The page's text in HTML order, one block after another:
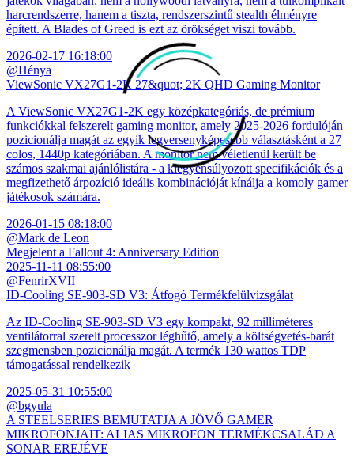
harcrendszerre, hanem a tiszta, rendszerszintű stealth élményre
épített. A Blades of Greed is ezt az örökséget viszi tovább.
2026-02-17 16:18:00
@Hénya
ViewSonic VX27G1-2K 27&quot; 2K QHD Gaming Monitor
A ViewSonic VX27G1-2K egy középkategóriás, de prémium
funkciókkal felszerelt gaming monitor, amely 2025-2026 fordulóján
pozicionálja magát az egyik legversenyképesebb választásként a 27
colos, 1440p kategóriában. A monitor nem véletlenül került be
számos szakmai ajánlólistára - a kiegyensúlyozott specifikációk és a
megfizethető árpozíció ideális kombinációját kínálja a komoly gamer
játékosok számára.
2026-01-15 08:18:00
@Mark de Leon
Megjelent a Fallout 4: Anniversary Edition
2025-11-11 08:55:00
@FenrirXVII
ID-Cooling SE-903-SD V3: Átfogó Termékfelülvizsgálat
Az ID-Cooling SE-903-SD V3 egy kompakt, 92 milliméteres
ventilátorral szerelt processzor léghűtő, amely a költségvetés-barát
szegmensben pozicionálja magát. A termék 130 wattos TDP
támogatással rendelkezik
2025-05-31 10:55:00
@bgyula
A STEELSERIES BEMUTATJA A JÖVŐ GAMER
MIKROFONJAIT: ALIAS MIKROFON TERMÉKCSALÁD A
SONAR EREJÉVE